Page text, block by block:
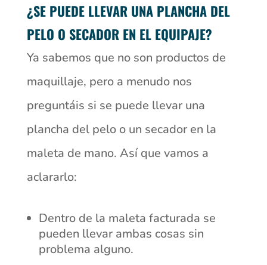
¿SE PUEDE LLEVAR UNA PLANCHA DEL
PELO O SECADOR EN EL EQUIPAJE?
Ya sabemos que no son productos de
maquillaje, pero a menudo nos
preguntáis si se puede llevar una
plancha del pelo o un secador en la
maleta de mano. Así que vamos a
aclararlo:
Dentro de la maleta facturada se
pueden llevar ambas cosas sin
problema alguno.